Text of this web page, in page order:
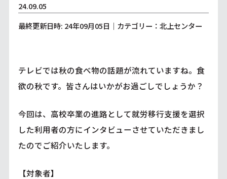
24.09.05
最終更新日時: 24年09月05日｜カテゴリー：北上センター
テレビでは秋の食べ物の話題が流れていますね。食
欲の秋です。皆さんはいかがお過ごしでしょうか？
今回は、高校卒業の進路として就労移行支援を選択
した利用者の方にインタビューさせていただきまし
たのでご紹介いたします。
【対象者】